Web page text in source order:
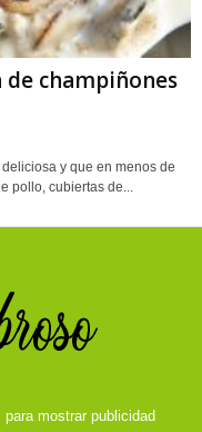
de champiñones
y que en menos de
pollo, cubiertas de...
mostrar publicidad